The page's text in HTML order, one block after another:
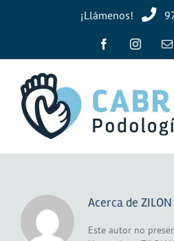
¡Llámenos!
Facebook
Acerca de ZILON
Este autor no